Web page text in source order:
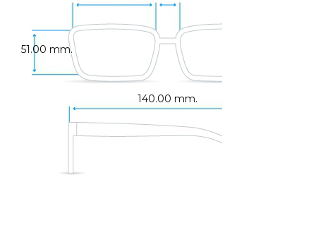
140.00 mm.
51.00 mm.